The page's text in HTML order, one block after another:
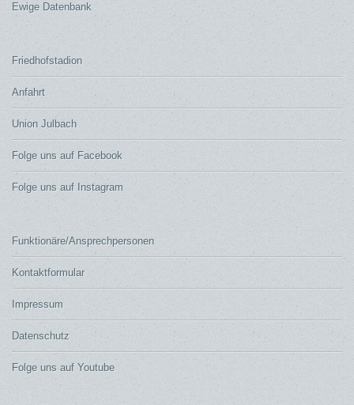
Ewige Datenbank
Friedhofstadion
Anfahrt
Union Julbach
Folge uns auf Facebook
Folge uns auf Instagram
Funktionäre/Ansprechpersonen
Kontaktformular
Impressum
Datenschutz
Folge uns auf Youtube